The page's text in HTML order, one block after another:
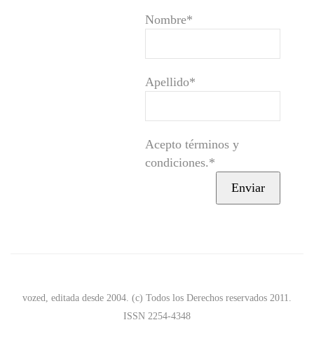
Nombre*
Apellido*
Acepto términos y
condiciones.*
vozed, editada desde 2004. (c) Todos los Derechos reservados 2011.
ISSN 2254-4348